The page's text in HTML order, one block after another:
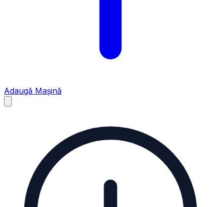
Adaugă Mașină